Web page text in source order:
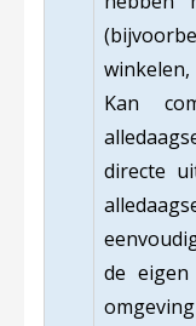
Kan
directe
de eigen